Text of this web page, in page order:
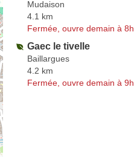
Mudaison
4.1 km
Fermée, ouvre demain à 8h
Gaec le tivelle
Baillargues
4.2 km
Fermée, ouvre demain à 9h